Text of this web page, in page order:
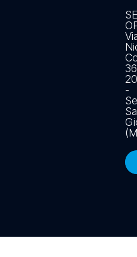
36
-